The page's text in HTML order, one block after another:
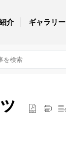
介 ギャラリー